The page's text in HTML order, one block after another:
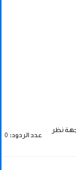
نظر
عدد الردود: 0